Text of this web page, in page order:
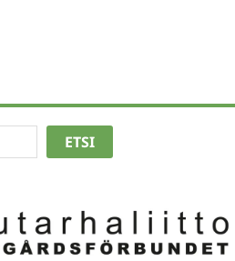
valinnat
tuotteen
sivulla.
EtsiETSI